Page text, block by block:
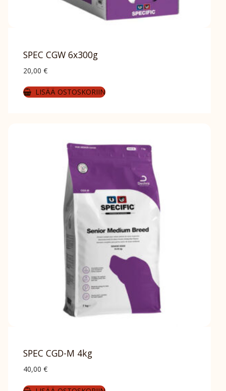
SPEC CGW 6x300g
20,00 €
LISÄÄ OSTOSKORIIN
SPEC CGD-M 4kg
40,00 €